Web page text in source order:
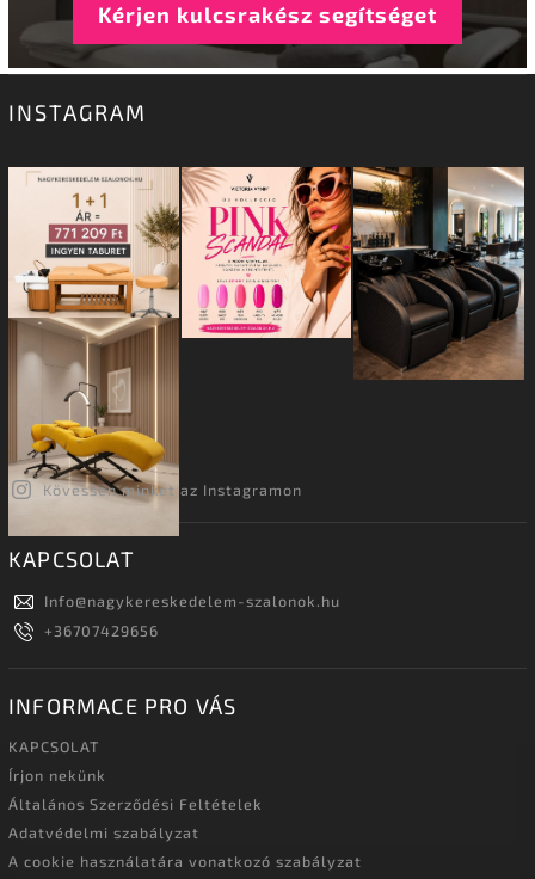
Kérjen kulcsrakész segítséget
INSTAGRAM
Kövessen minket az Instagramon
KAPCSOLAT
Info@nagykereskedelem-szalonok.hu
+36707429656
INFORMACE PRO VÁS
KAPCSOLAT
Írjon nekünk
Általános Szerződési Feltételek
Adatvédelmi szabályzat
A cookie használatára vonatkozó szabályzat